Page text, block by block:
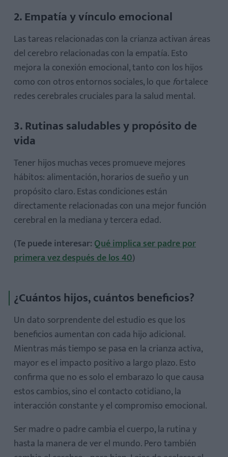
2. Empatía y vínculo emocional
Las tareas relacionadas con la crianza activan áreas
del cerebro relacionadas con la empatía. Esto
mejora la conexión emocional, tanto con los hijos
como con otros entornos sociales, lo que fortalece
redes cerebrales cruciales para la salud mental.
3. Rutinas saludables y propósito de
vida
Tener hijos muchas veces promueve mejores
hábitos: alimentación, horarios de sueño y un
propósito claro. Estas condicionesestán
directamente relacionadas con una mejor función
cerebral en la mediana y tercera edad.
(Te puede interesar: Qué implica ser padre por
primera vez después de los 40)
¿Cuántos hijos, cuántos beneficios?
Un dato sorprendente del estudio es que los
beneficios aumentan con cada hijo adicional.
Mientras más tiempo se pasa en la crianza activa,
mayor es el impacto positivo a largo plazo. Esto
confirma que no es solo el embarazo lo que causa
estos cambios, sino el contacto cotidiano, la
interacción constante y el compromiso emocional.
Ser madre o padre cambia el cuerpo, la rutina y
hasta la manera de ver el mundo. Pero también